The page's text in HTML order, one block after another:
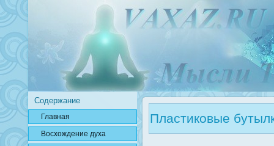
Содержание
Главная
Вοсхождение духа
Пластиковые